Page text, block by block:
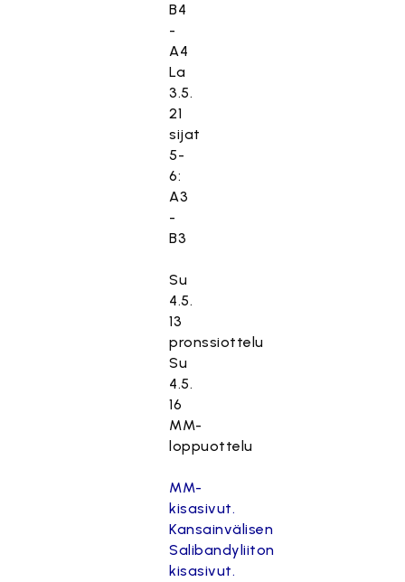
B4
-
A4
La
3.5.
21
sijat
5-
6:
A3
-
B3
Su
4.5.
13
pronssiottelu
Su
4.5.
16
MM-
loppuottelu
MM-
kisasivut.
Kansainvälisen
Salibandyliiton
kisasivut.